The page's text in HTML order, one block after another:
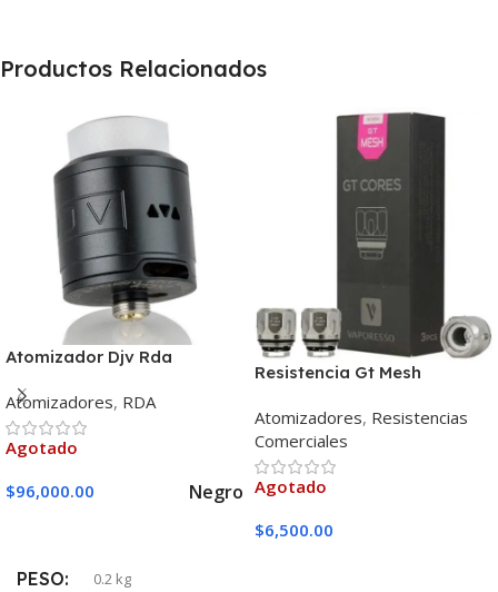
Productos Relacionados
Atomizador Djv Rda
Atomizadores, RDA
Agotado
$96,000.00 Negro
PESO 0.2 kg
Resistencia Gt Mesh
Atomizadores, Resistencias
Comerciales
Agotado
$6,500.00